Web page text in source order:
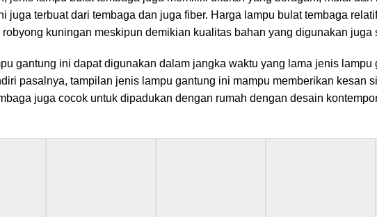
juga terbuat dari tembaga dan juga fiber. Harga lampu bulat tembaga
kuningan meskipun demikian kualitas bahan yang digunakan juga
gantung ini dapat digunakan dalam jangka waktu yang lama jenis lampu
pasalnya, tampilan jenis lampu gantung ini mampu memberikan kesan
juga cocok untuk dipadukan dengan rumah dengan desain